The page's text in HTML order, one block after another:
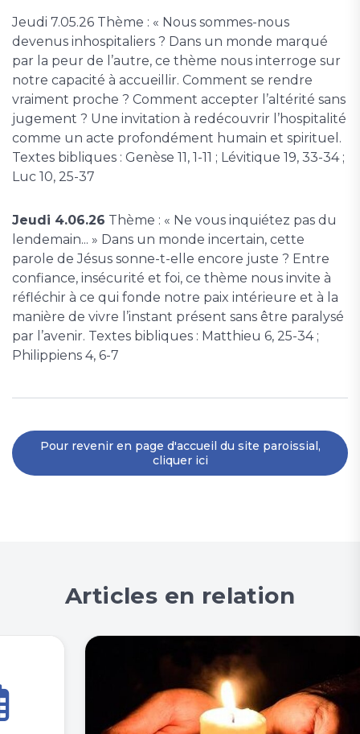
Jeudi 7.05.26 Thème : « Nous sommes-nous
devenus inhospitaliers ? Dans un monde marqué
par la peur de l’autre, ce thème nous interroge sur
notre capacité à accueillir. Comment se rendre
vraiment proche ? Comment accepter l’altérité sans
jugement ? Une invitation à redécouvrir l’hospitalité
comme un acte profondément humain et spirituel.
Textes bibliques : Genèse 11, 1-11 ; Lévitique 19, 33-34 ;
Luc 10, 25-37
Jeudi 4.06.26 Thème : « Ne vous inquiétez pas du
lendemain... » Dans un monde incertain, cette
parole de Jésus sonne-t-elle encore juste ? Entre
confiance, insécurité et foi, ce thème nous invite à
réfléchir à ce qui fonde notre paix intérieure et à la
manière de vivre l’instant présent sans être paralysé
par l’avenir. Textes bibliques : Matthieu 6, 25-34 ;
Philippiens 4, 6-7
Pour revenir en page d'accueil du site paroissial,
cliquer ici
Articles en relation